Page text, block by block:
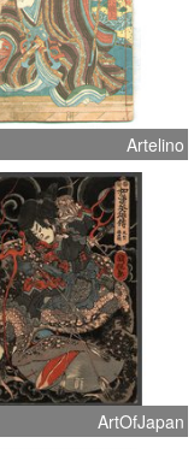
Artelino
ArtOfJapan